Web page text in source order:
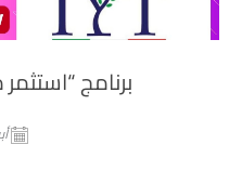
برنامج